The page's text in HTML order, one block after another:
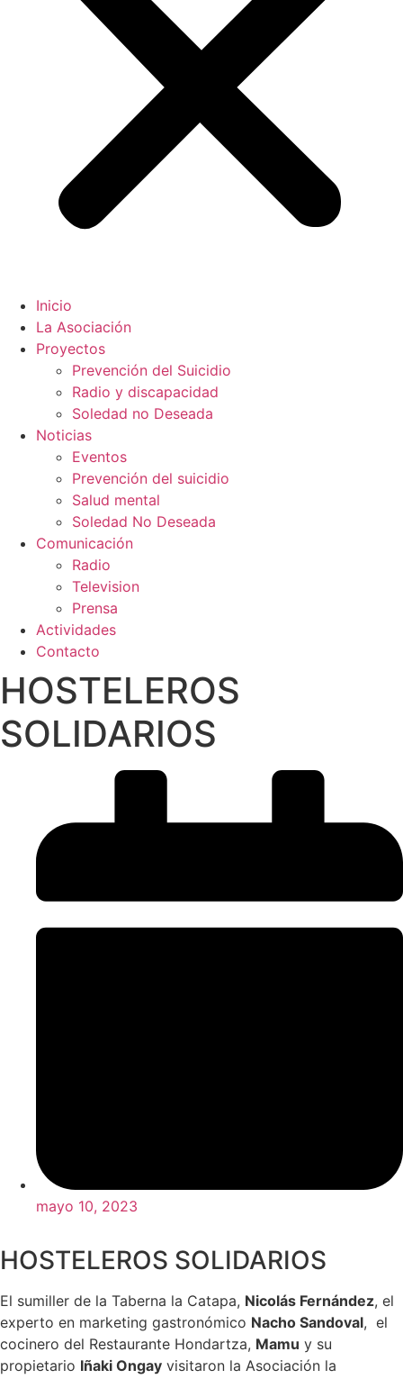
Inicio
La Asociación
Proyectos
Prevención del Suicidio
Radio y discapacidad
Soledad no Deseada
Noticias
Eventos
Prevención del suicidio
Salud mental
Soledad No Deseada
Comunicación
Radio
Television
Prensa
Actividades
Contacto
HOSTELEROS
SOLIDARIOS
mayo 10, 2023
HOSTELEROS SOLIDARIOS
El sumiller de la Taberna la Catapa, Nicolás Fernández, el
experto en marketing gastronómico Nacho Sandoval, el
cocinero del Restaurante Hondartza, Mamu y su
propietario Iñaki Ongay visitaron la Asociación la